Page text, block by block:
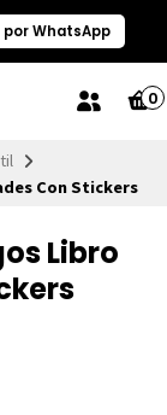
por WhatsApp
0
Con Stickers
Libro